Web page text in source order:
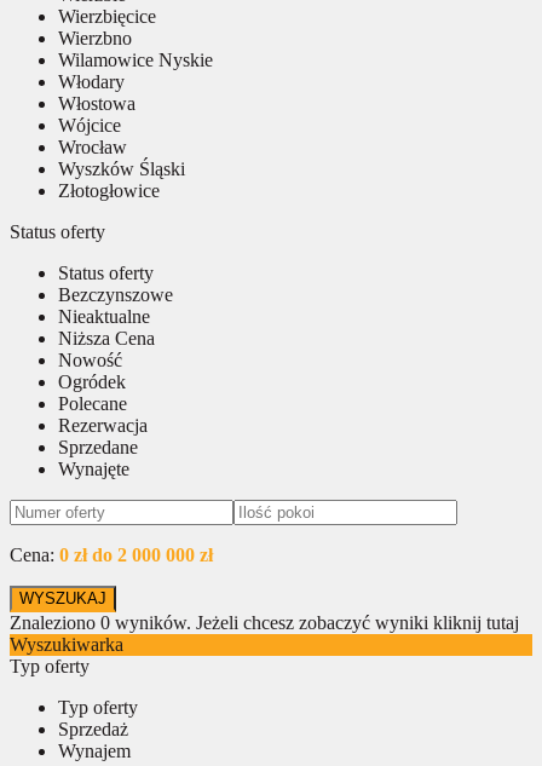
Wierzbięcice
Wierzbno
Wilamowice Nyskie
Włodary
Włostowa
Wójcice
Wrocław
Wyszków Śląski
Złotogłowice
Status oferty
Status oferty
Bezczynszowe
Nieaktualne
Niższa Cena
Nowość
Ogródek
Polecane
Rezerwacja
Sprzedane
Wynajęte
Cena: 0 zł do 2 000 000 zł
Znaleziono 0 wyników. Jeżeli chcesz zobaczyć wyniki kliknij tutaj
Wyszukiwarka
Typ oferty
Typ oferty
Sprzedaż
Wynajem